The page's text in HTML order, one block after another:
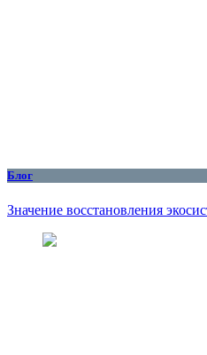
Блог
Значение восстановления